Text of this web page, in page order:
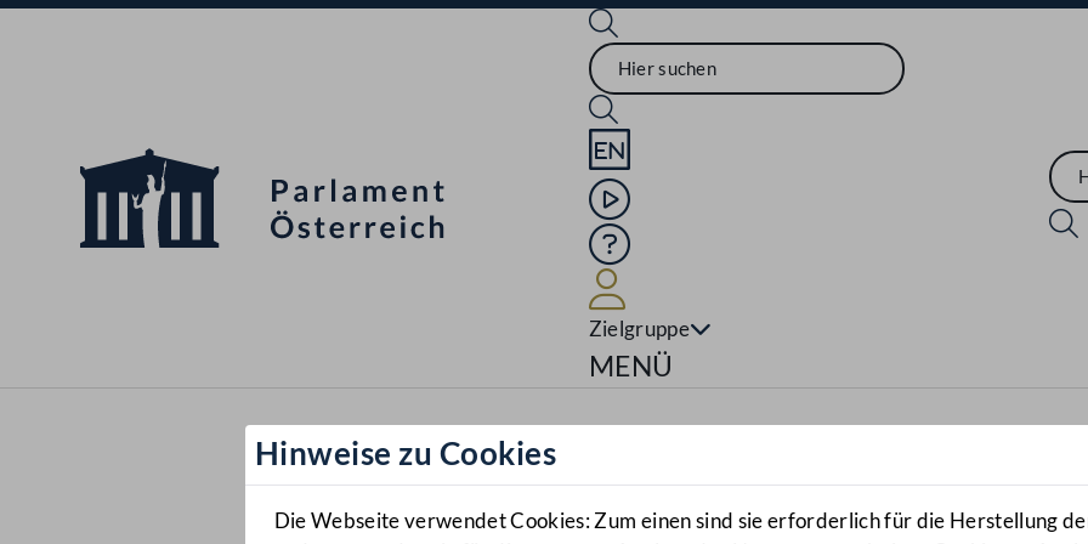
Sprache English
Mediathek
Hilfe
Zielgruppe
Navigationsmenü öffnen
MENÜ
Hinweise zu Cookies
Die Webseite verwendet Cookies: Zum einen sind sie erforderlich für die Herstellung